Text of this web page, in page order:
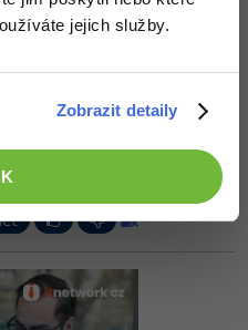
jejich služby.
Zobrazit detaily
Potom ti jednotlivé soubory přijdou
cyklem a zpracuješ.